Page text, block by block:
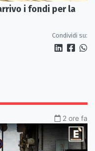
i fondi per la
Condividi su:
2 ore fa